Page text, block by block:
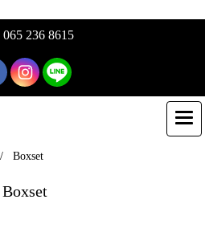
065 236 8615
Boxset
Boxset